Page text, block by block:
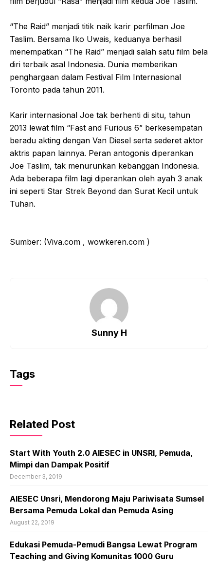
“The Raid” menjadi titik naik karir perfilman Joe
Taslim. Bersama Iko Uwais, keduanya berhasil
menempatkan “The Raid” menjadi salah satu film bela
diri terbaik asal Indonesia. Dunia memberikan
penghargaan dalam Festival Film Internasional
Toronto pada tahun 2011.
Karir internasional Joe tak berhenti di situ, tahun
2013 lewat film “Fast and Furious 6” berkesempatan
beradu akting dengan Van Diesel serta sederet aktor
aktris papan lainnya. Peran antogonis diperankan
Joe Taslim, tak menurunkan kebanggan Indonesia.
Ada beberapa film lagi diperankan oleh ayah 3 anak
ini seperti Star Strek Beyond dan Surat Kecil untuk
Tuhan.
Sumber: (Viva.com , wowkeren.com )
Sunny H
Tags
Related Post
Start With Youth 2.0 AIESEC in UNSRI, Pemuda,
Mimpi dan Dampak Positif
December 3, 2019
AIESEC Unsri, Mendorong Maju Pariwisata Sumsel
Bersama Pemuda Lokal dan Pemuda Asing
August 22, 2019
Edukasi Pemuda-Pemudi Bangsa Lewat Program
Teaching and Giving Komunitas 1000 Guru